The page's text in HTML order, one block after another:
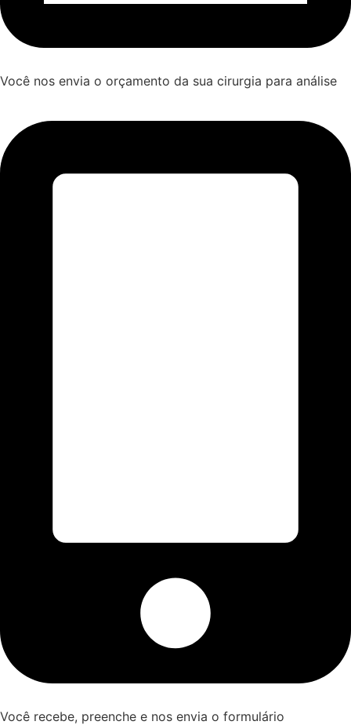
Você nos envia o orçamento da sua cirurgia para análise
Você recebe, preenche e nos envia o formulário